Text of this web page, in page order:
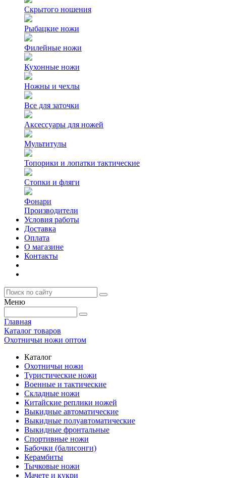
Скрытого ношения
Рыбацкие ножи
Филейные ножи
Кухонные ножи
Ножны и чехлы
Все для заточки
Аксессуары для ножей
Мультитулы
Топорики и лопатки тактические
Стопки и фляги
Фонари
Производители
Условия работы
Доставка
Оплата
О магазине
Контакты
Меню
Главная
Каталог товаров
Охотничьи ножи оптом
Каталог
Охотничьи ножи
Туристические ножи
Военные и тактические
Складные ножи
Китайские реплики ножей
Выкидные автоматические
Выкидные полуавтоматические
Выкидные фронтальные
Спортивные ножи
Бабочки (балисонги)
Керамбиты
Тычковые ножи
Мачете и кукри